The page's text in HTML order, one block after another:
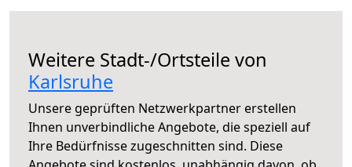
Weitere Stadt-/Ortsteile von
Karlsruhe
Unsere geprüften Netzwerkpartner erstellen
Ihnen unverbindliche Angebote, die speziell auf
Ihre Bedürfnisse zugeschnitten sind. Diese